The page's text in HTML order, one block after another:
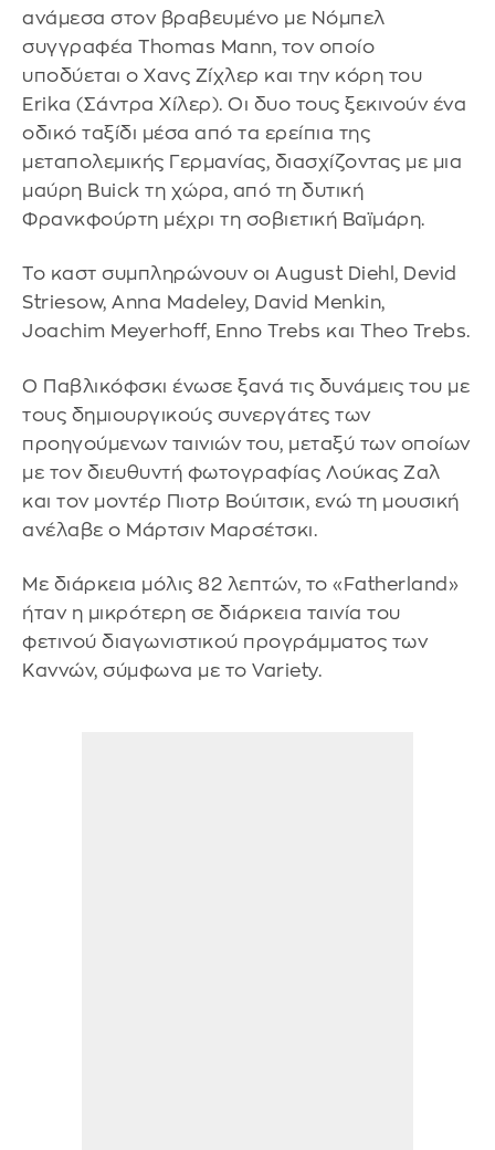
ανάμεσα στον βραβευμένο με Νόμπελ
συγγραφέα Thomas Mann, τον οποίο
υποδύεται ο Χανς Ζίχλερ και την κόρη του
Erika (Σάντρα Χίλερ). Οι δυο τους ξεκινούν ένα
οδικό ταξίδι μέσα από τα ερείπια της
μεταπολεμικής Γερμανίας, διασχίζοντας με μια
μαύρη Buick τη χώρα, από τη δυτική
Φρανκφούρτη μέχρι τη σοβιετική Βαϊμάρη.
Το καστ συμπληρώνουν οι August Diehl, Devid
Striesow, Anna Madeley, David Menkin,
Joachim Meyerhoff, Enno Trebs και Theo Trebs.
Ο Παβλικόφσκι ένωσε ξανά τις δυνάμεις του με
τους δημιουργικούς συνεργάτες των
προηγούμενων ταινιών του, μεταξύ των οποίων
με τον διευθυντή φωτογραφίας Λούκας Ζαλ
και τον μοντέρ Πιοτρ Βούιτσικ, ενώ τη μουσική
ανέλαβε ο Μάρτσιν Μαρσέτσκι.
Με διάρκεια μόλις 82 λεπτών, το «Fatherland»
ήταν η μικρότερη σε διάρκεια ταινία του
φετινού διαγωνιστικού προγράμματος των
Καννών, σύμφωνα με το Variety.